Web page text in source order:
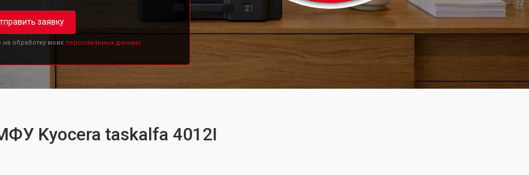
заявку
обработку моих персональных данных.
Kyocera taskalfa 4012I